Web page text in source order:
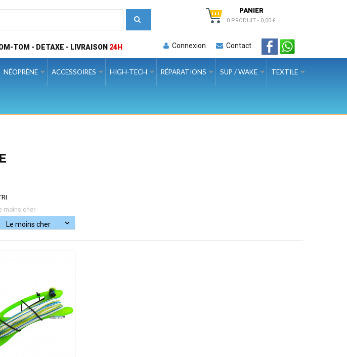
PANIER
0 PRODUIT - 0,00 €
Connexion Contact
TOM - DETAXE - LIVRAISON 24H
NÉOPRÈNE ACCESSOIRES HIGH-TECH RÉPARATIONS SUP / WAKE TEXTILE
moins cher